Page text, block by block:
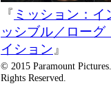
『 ミッション：イ
ッシブル／ローグ
イション 』
© 2015 Paramount
Rights Reserved.